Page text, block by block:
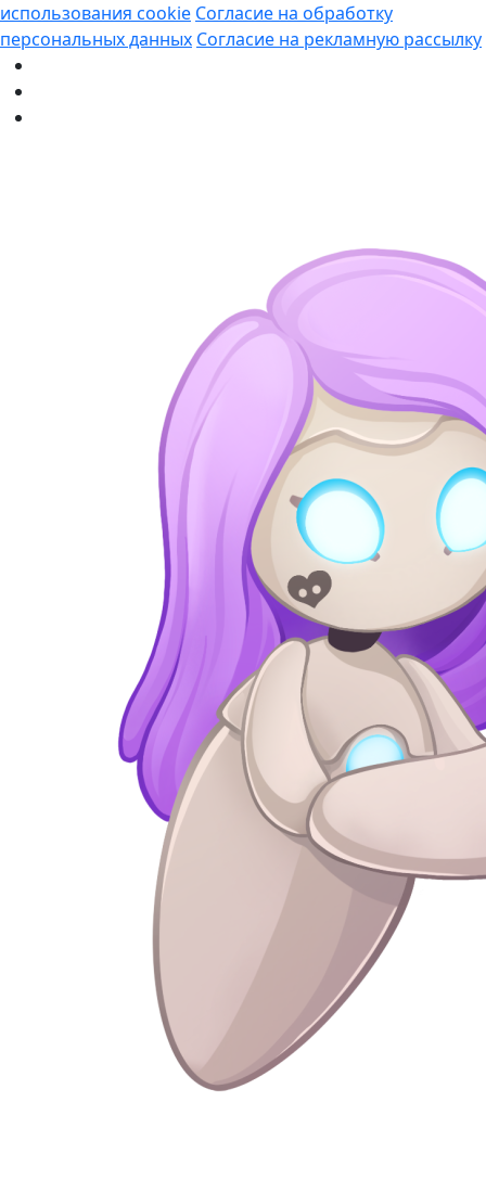
использования cookie Согласие на обработку
персональных данных Согласие на рекламную рассылку